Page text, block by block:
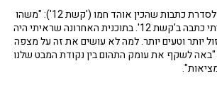
המאזין ביקש להתייחס לסדרת כתבות שהכין אוהד חמו ('קשת 12'): "משהו
שמאוד הציק לי כשראיתי כתבה ב'קשת 12'. בתוכנית האחרונה שראיתי היה
יותר וטעים יותר. למה לא עושים את זה על מצפה
"באה לשקף את עומק התהום בין נקודת המבט שלנו